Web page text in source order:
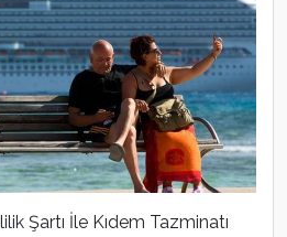
Şartı İle Kıdem Tazminatı